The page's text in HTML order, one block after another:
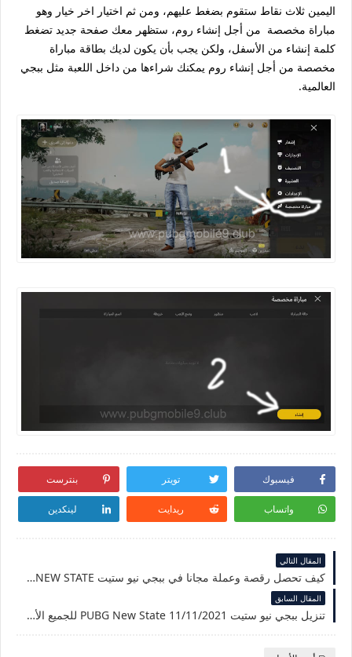
اليمين ثلاث نقاط ستقوم بضغط عليهم، ومن ثم اختيار اخر خيار وهو
مباراة مخصصة من أجل إنشاء روم، ستظهر معك صفحة جديد تضغط
كلمة إنشاء من الأسفل، ولكن يجب بأن يكون لديك بطاقة مباراة
مخصصة من أجل إنشاء روم يمكنك شراءها من داخل اللعبة مثل ببجي
العالمية.
فيسبوك تويتر بنترست
واتساب ريدايت لينكدين
المقال التالي
كيف تحصل رقصة وعملة مجانا في ببجي نيو ستيت PUBG NEW STATE
المقال السابق
تنزيل ببجي نيو ستيت PUBG New State 11/11/2021 للجميع الأجهزة